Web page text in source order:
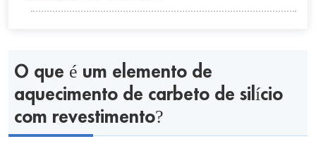
carbeto de silício com revestimento?
Por que você precisa de um
revestimento?
Vídeo
Tipo de revestimento: A
O que é um elemento de
aquecimento de carbeto de silício
com revestimento?